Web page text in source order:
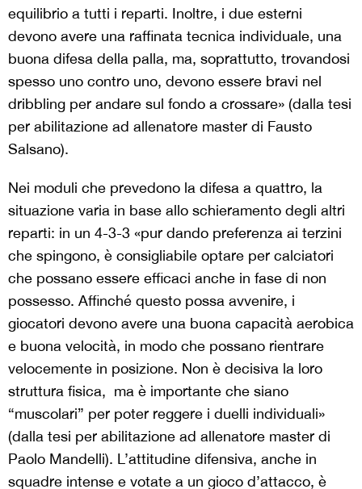
equilibrio a tutti i reparti. Inoltre, i due esterni
devono avere una raffinata tecnica individuale, una
buona difesa della palla, ma, soprattutto, trovandosi
spesso uno contro uno, devono essere bravi nel
dribbling per andare sul fondo a crossare» (dalla tesi
per abilitazione ad allenatore master di Fausto
Salsano).
Nei moduli che prevedono la difesa a quattro, la
situazione varia in base allo schieramento degli altri
reparti: in un 4-3-3 «pur dando preferenza ai terzini
che spingono, è consigliabile optare per calciatori
che possano essere efficaci anche in fase di non
possesso. Affinché questo possa avvenire, i
giocatori devono avere una buona capacità aerobica
e buona velocità, in modo che possano rientrare
velocemente in posizione. Non è decisiva la loro
struttura fisica, ma è importante che siano
“muscolari” per poter reggere i duelli individuali»
(dalla tesi per abilitazione ad allenatore master di
Paolo Mandelli). L’attitudine difensiva, anche in
squadre intense e votate a un gioco d’attacco, è